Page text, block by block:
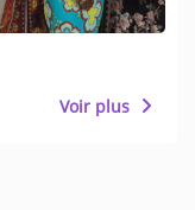
Voir plus